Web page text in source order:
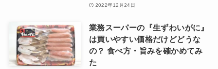
2022年12月24日
業務スーパーの『生ずわいがに』
は買いやすい価格だけどどうな
の？ 食べ方・旨みを確かめてみ
た